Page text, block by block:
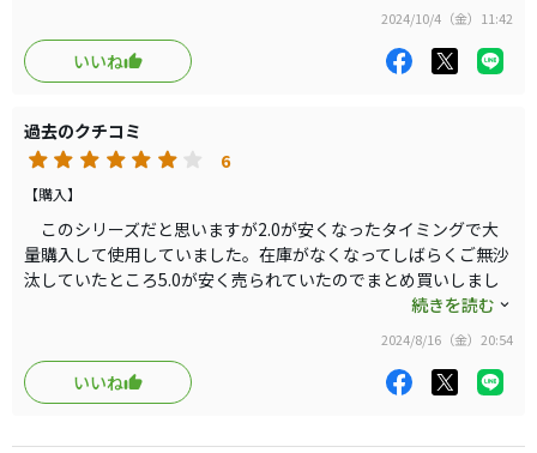
それと汚れ方が他のグローブに比べて汚れやすいのでしょうか。
安くなってからの購入なので半年から1年持ってくれればいい
かと思っています。
2024/10/4（金）11:42
いいね
過去のクチコミ
6
【購入】
このシリーズだと思いますが2.0が安くなったタイミングで大
量購入して使用していました。在庫がなくなってしばらくご無沙
汰していたところ5.0が安く売られていたのでまとめ買いしまし
前の製品が使い勝手が良かったので疑いの余地なく購入しまし
た。握った感触がしっくりくるというか、グリップにぴったり吸
い付くようです。雨の日でもそんなに滑りません。ただ、このシ
リーズはまだ使用して2か月なのでわかりませんが、2.0は半年以
続きを読む
2024/8/16（金）20:54
いいね